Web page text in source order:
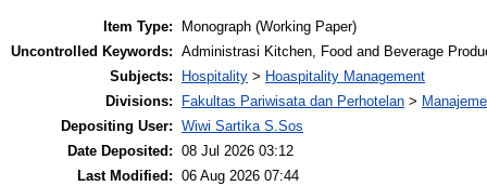
Item Type:
Monograph (Working Paper)
Uncontrolled Keywords: Administrasi Kitchen, Food and Beverage
Subjects:
Hospitality > Hoaspitality Management
Divisions:
Fakultas Pariwisata dan Perhotelan >
Depositing User: Wiwi Sartika S.Sos
Date Deposited: 08 Jul 2026 03:12
Last Modified: 06 Aug 2026 07:44